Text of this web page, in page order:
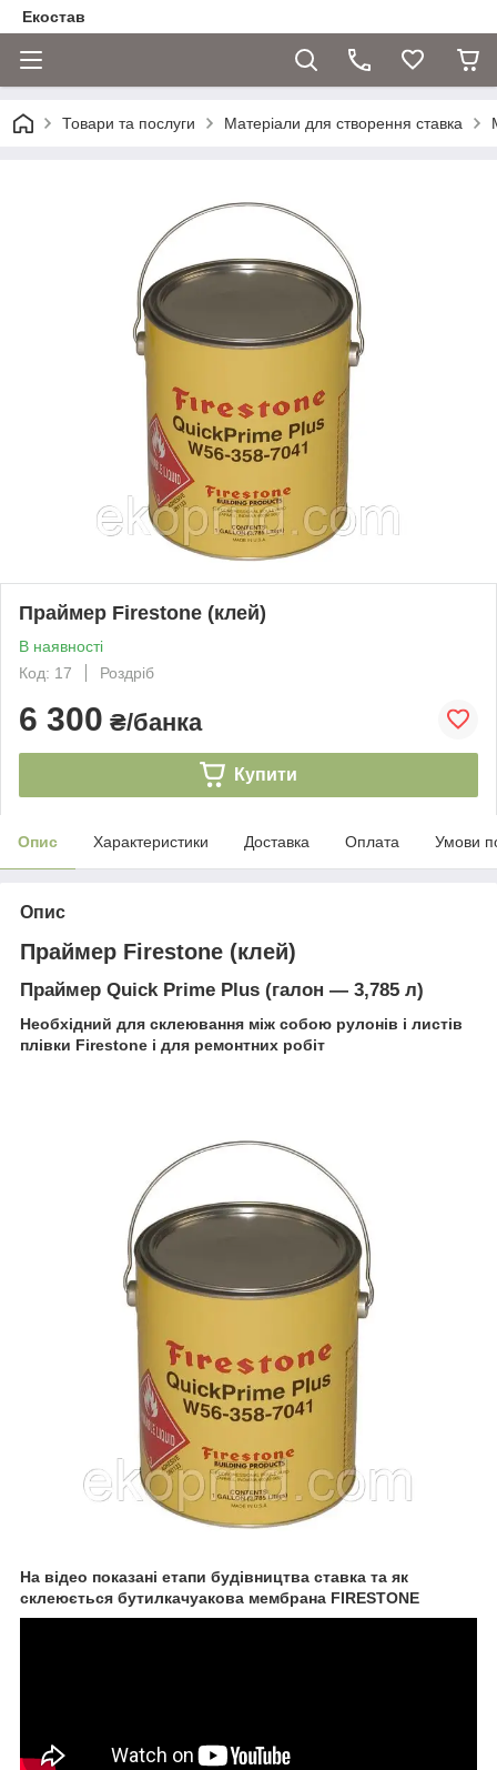
Екостав
Товари та послуги Матеріали для створення ставка
Праймер Firestone (клей)
В наявності
Код: 17
Роздріб
6 300 ₴/банка
Купити
Опис Характеристики Доставка Оплата Умови
Опис
Праймер Firestone (клей)
Праймер Quick Prime Plus (галон — 3,785 л)
Необхідний для склеювання між собою рулонів і листів
плівки Firestone і для ремонтних робіт
На відео показані етапи будівництва ставка та як
склеюється бутилкачуакова мембрана FIRESTONE